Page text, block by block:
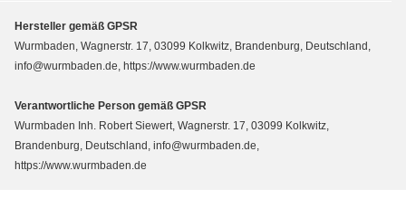
Hersteller gemäß GPSR
Wurmbaden, Wagnerstr. 17, 03099 Kolkwitz, Brandenburg, Deutschland,
info@wurmbaden.de, https://www.wurmbaden.de
Verantwortliche Person gemäß GPSR
Wurmbaden Inh. Robert Siewert, Wagnerstr. 17, 03099 Kolkwitz,
Brandenburg, Deutschland, info@wurmbaden.de,
https://www.wurmbaden.de